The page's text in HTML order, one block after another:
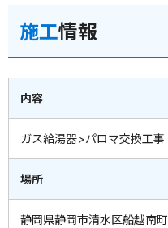
施工情報
内容
ガス給湯器>パロマ交換工事
場所
静岡県静岡市清水区船越南町